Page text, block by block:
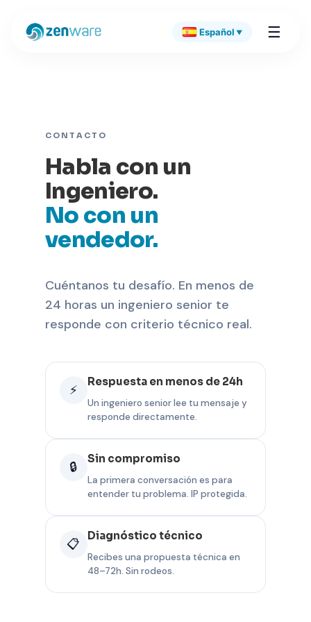
Español ▼ ☰
CONTACTO
Habla con un
Ingeniero.
No con un
vendedor.
Cuéntanos tu desafío. En menos de
24 horas un ingeniero senior te
responde con criterio técnico real.
⚡ Respuesta en menos de 24h
Un ingeniero senior lee tu mensaje y
responde directamente.
🔒 Sin compromiso
La primera conversación es para
entender tu problema. IP protegida.
📋 Diagnóstico técnico
Recibes una propuesta técnica en
48–72h. Sin rodeos.